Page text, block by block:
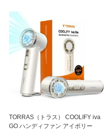
TORRAS（トラス） COOLIFY iva
GO ハンディファン アイボリー